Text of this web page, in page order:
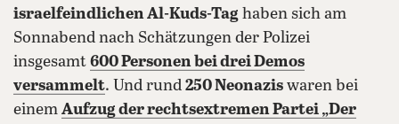
israelfeindlichen Al-Kuds-Tag haben sich am
Sonnabend nach Schätzungen der Polizei
insgesamt 600 Personen bei drei Demos
versammelt. Und rund 250 Neonazis waren bei
einem Aufzug der rechtsextremen Partei „Der